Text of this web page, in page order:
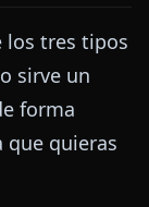
los tres tipos
sirve un
forma
quieras